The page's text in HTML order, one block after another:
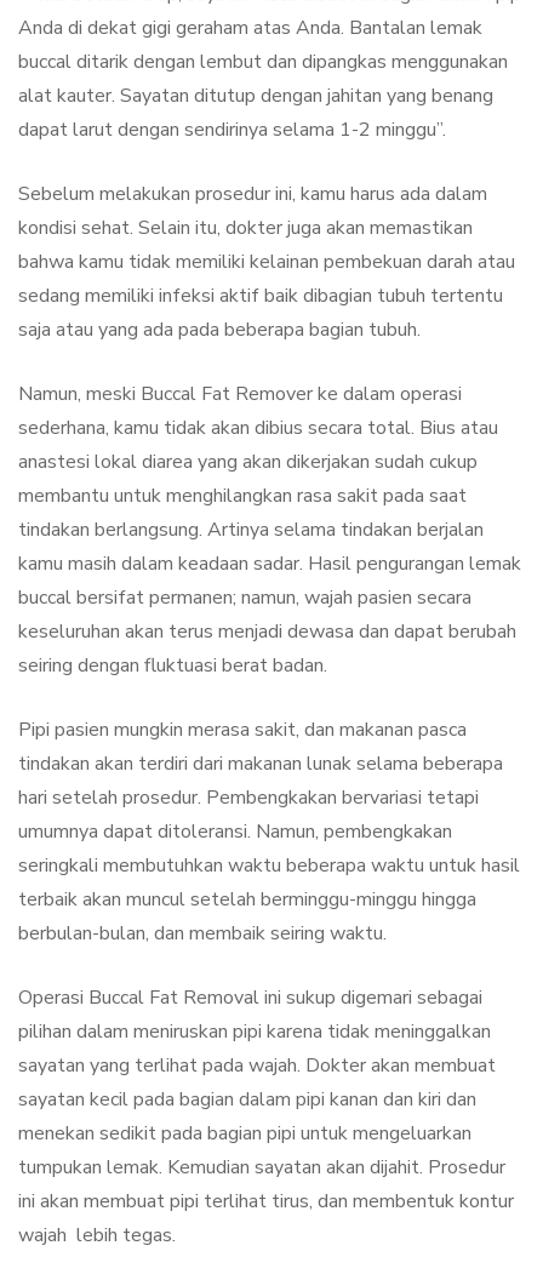
Anda di dekat gigi geraham atas Anda. Bantalan lemak
buccal ditarik dengan lembut dan dipangkas menggunakan
alat kauter. Sayatan ditutup dengan jahitan yang benang
dapat larut dengan sendirinya selama 1-2 minggu”.
Sebelum melakukan prosedur ini, kamu harus ada dalam
kondisi sehat. Selain itu, dokter juga akan memastikan
bahwa kamu tidak memiliki kelainan pembekuan darah atau
sedang memiliki infeksi aktif baik dibagian tubuh tertentu
saja atau yang ada pada beberapa bagian tubuh.
Namun, meski Buccal Fat Remover ke dalam operasi
sederhana, kamu tidak akan dibius secara total. Bius atau
anastesi lokal diarea yang akan dikerjakan sudah cukup
membantu untuk menghilangkan rasa sakit pada saat
tindakan berlangsung. Artinya selama tindakan berjalan
kamu masih dalam keadaan sadar. Hasil pengurangan lemak
buccal bersifat permanen; namun, wajah pasien secara
keseluruhan akan terus menjadi dewasa dan dapat berubah
seiring dengan fluktuasi berat badan.
Pipi pasien mungkin merasa sakit, dan makanan pasca
tindakan akan terdiri dari makanan lunak selama beberapa
hari setelah prosedur. Pembengkakan bervariasi tetapi
umumnya dapat ditoleransi. Namun, pembengkakan
seringkali membutuhkan waktu beberapa waktu untuk hasil
terbaik akan muncul setelah berminggu-minggu hingga
berbulan-bulan, dan membaik seiring waktu.
Operasi Buccal Fat Removal ini sukup digemari sebagai
pilihan dalam meniruskan pipi karena tidak meninggalkan
sayatan yang terlihat pada wajah. Dokter akan membuat
sayatan kecil pada bagian dalam pipi kanan dan kiri dan
menekan sedikit pada bagian pipi untuk mengeluarkan
tumpukan lemak. Kemudian sayatan akan dijahit. Prosedur
ini akan membuat pipi terlihat tirus, dan membentuk kontur
wajah lebih tegas.